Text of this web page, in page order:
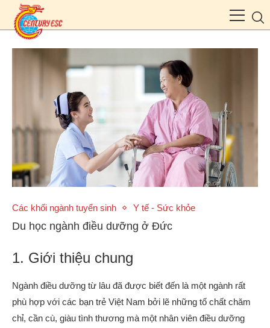
Các khối ngành tuyển sinh Y tế - Sức khỏe
Du học ngành điều dưỡng ở Đức
1. Giới thiệu chung
Ngành điều dưỡng từ lâu đã được biết đến là một ngành rất
phù hợp với các bạn trẻ Việt Nam bởi lẽ những tố chất chăm
chỉ, cần cù, giàu tình thương mà một nhân viên điều dưỡng